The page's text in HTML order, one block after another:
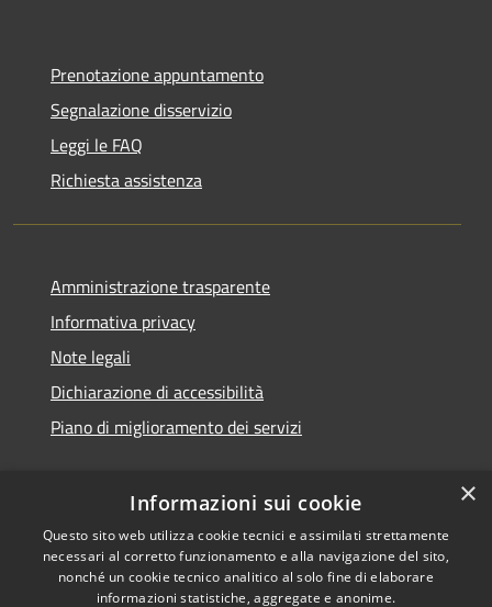
Prenotazione appuntamento
Segnalazione disservizio
Leggi le FAQ
Richiesta assistenza
Amministrazione trasparente
Informativa privacy
Note legali
Dichiarazione di accessibilità
Piano di miglioramento dei servizi
RSS
Accessibilità
Privacy
Copyright © 2026 • Comune di
Treviglio • Powered by
Municipium•Accesso
×
Informazioni sui cookie
Questo sito web utilizza cookie tecnici e assimilati strettamente
necessari al corretto funzionamento e alla navigazione del sito,
nonché un cookie tecnico analitico al solo fine di elaborare
informazioni statistiche, aggregate e anonime.